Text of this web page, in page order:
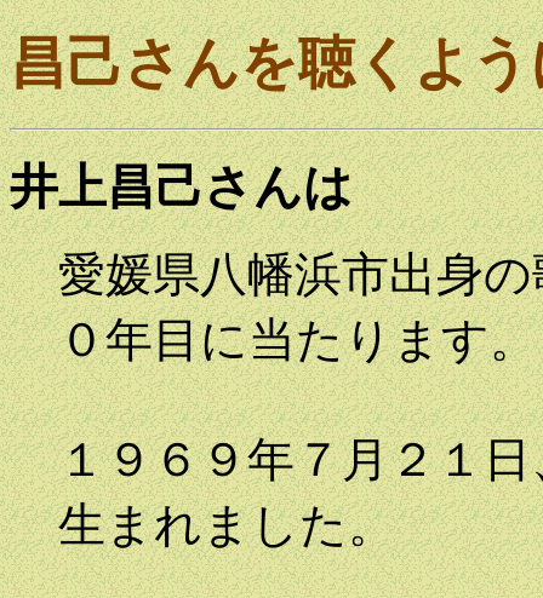
昌己さんを聴くよ
井上昌己さんは
愛媛県八幡浜市出身
０年目に当たります。
１９６９年７月２１
生まれました。